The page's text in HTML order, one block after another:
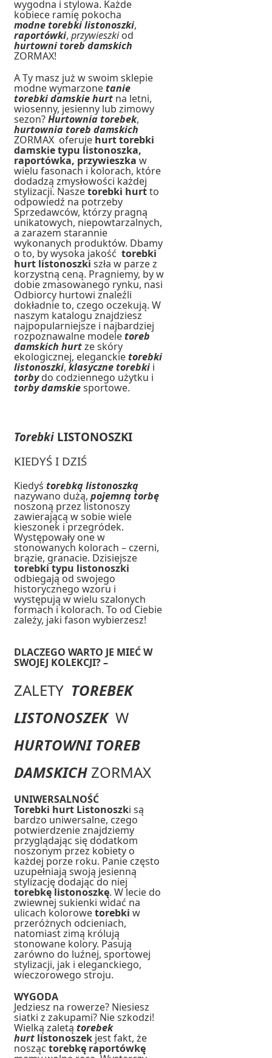
wygodna i stylowa. Każde
kobiece ramię pokocha
modnetorebkilistonoszki,
raportówki,przywieszkiod
hurtowni toreb damskich
ZORMAX!
A Ty masz już w swoim sklepie
modne wymarzonetanie
torebki damskie hurt na letni,
wiosenny, jesienny lub zimowy
sezon?Hurtownia torebek,
hurtownia toreb damskich
ZORMAX oferuje hurt torebki
damskie typu listonoszka,
raportówka, przywieszkaw
wielu fasonach i kolorach, które
dodadzą zmysłowości każdej
stylizacji. Naszetorebki hurtto
odpowiedź na potrzeby
Sprzedawców, którzy pragną
unikatowych, niepowtarzalnych,
a zarazem starannie
wykonanych produktów. Dbamy
o to, by wysoka jakość torebki
hurt listonoszkiszła w parze z
korzystną ceną. Pragniemy, by w
dobie zmasowanego rynku, nasi
Odbiorcy hurtowi znaleźli
dokładnie to, czego oczekują. W
naszym katalogu znajdziesz
najpopularniejsze i najbardziej
rozpoznawalne modeletoreb
damskich hurtze skóry
ekologicznej, eleganckietorebki
listonoszki,klasyczne torebki i
torbydo codziennego użytku i
torby damskiesportowe.
Torebki LISTONOSZKI
KIEDYŚ I DZIŚ
Kiedyśtorebką listonoszką
nazywano dużą,pojemną torbę
noszoną przez listonoszy
zawierającą w sobie wiele
kieszonek i przegródek.
Występowały one w
stonowanych kolorach – czerni,
brązie, granacie. Dzisiejsze
torebki typu listonoszki
odbiegają od swojego
historycznego wzoru i
występują w wielu szalonych
formach i kolorach. To od Ciebie
zależy, jaki fason wybierzesz!
DLACZEGO WARTO JE MIEĆ W
SWOJEJ KOLEKCJI? –
ZALETY TOREBEK
LISTONOSZEK W
HURTOWNI TOREB
DAMSKICH ZORMAX
UNIWERSALNOŚĆ
Torebki hurt Listonoszki są
bardzo uniwersalne, czego
potwierdzenie znajdziemy
przyglądając się dodatkom
noszonym przez kobiety o
każdej porze roku. Panie często
uzupełniają swoją jesienną
stylizację dodając do niej
torebkę listonoszkę. W lecie do
zwiewnej sukienki widać na
ulicach kolorowetorebkiw
przeróżnych odcieniach,
natomiast zimą królują
stonowane kolory. Pasują
zarówno do luźnej, sportowej
stylizacji, jak i eleganckiego,
wieczorowego stroju.
WYGODA
Jedziesz na rowerze? Niesiesz
siatki z zakupami? Nie szkodzi!
Wielką zaletątorebek
hurt listonoszek jest fakt, że
nosząctorebkę raportówkę